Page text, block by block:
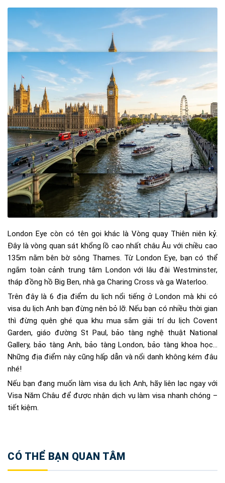
London Eye còn có tên gọi khác là Vòng quay Thiên niên kỷ.
Đây là vòng quan sát khổng lồ cao nhất châu Âu với chiều cao
135m nằm bên bờ sông Thames. Từ London Eye, bạn có thể
ngắm toàn cảnh trung tâm London với lâu đài Westminster,
tháp đồng hồ Big Ben, nhà ga Charing Cross và ga Waterloo.
Trên đây là 6 địa điểm du lịch nổi tiếng ở London mà khi có
visa du lịch Anh bạn đừng nên bỏ lỡ. Nếu bạn có nhiều thời gian
thì đừng quên ghé qua khu mua sắm giải trí du lịch Covent
Garden, giáo đường St Paul, bảo tàng nghệ thuật National
Gallery, bảo tàng Anh, bảo tàng London, bảo tàng khoa học…
Những địa điểm này cũng hấp dẫn và nổi danh không kém đâu
nhé!
Nếu bạn đang muốn làm visa du lịch Anh, hãy liên lạc ngay với
Visa Năm Châu để được nhận dịch vụ làm visa nhanh chóng –
tiết kiệm.
CÓ THỂ BẠN QUAN TÂM